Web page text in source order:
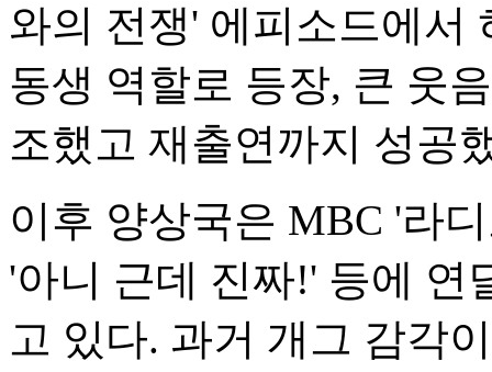
와의 전쟁' 에피소드에서
동생 역할로 등장, 큰 웃
조했고 재출연까지 성공
이후 양상국은 MBC '라
'아니 근데 진짜!' 등에 연
고 있다. 과거 개그 감각